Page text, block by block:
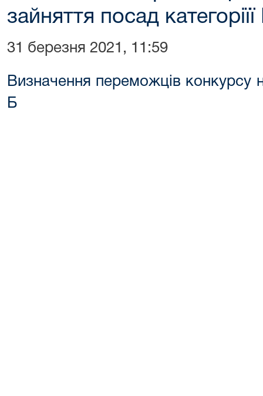
зайняття посад
31 березня 2021, 11:59
Визначення переможців конкурсу
Б